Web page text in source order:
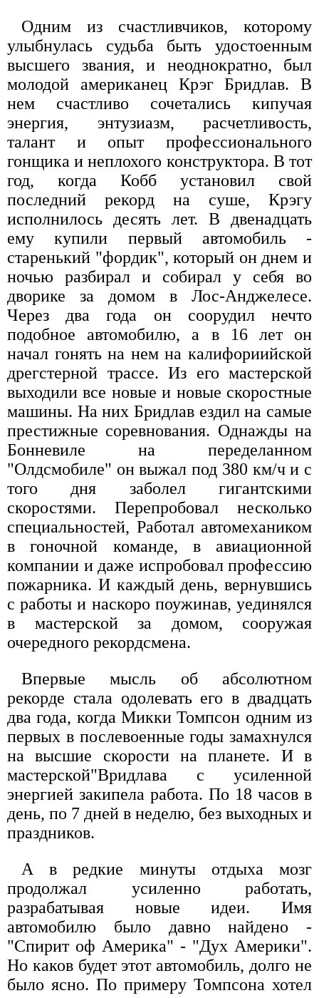
Одним из счастливчиков, которому
улыбнулась судьба быть удостоенным
высшего звания, и неоднократно, был
молодой американец Крэг Бридлав. В
нем счастливо сочетались кипучая
энергия, энтузиазм, расчетливость,
талант и опыт профессионального
гонщика и неплохого конструктора. В тот
год, когда Кобб установил свой
последний рекорд на суше, Крэгу
исполнилось десять лет. В двенадцать
ему купили первый автомобиль -
старенький "фордик", который он днем и
ночью разбирал и собирал у себя во
дворике за домом в Лос-Анджелесе.
Через два года он соорудил нечто
подобное автомобилю, а в 16 лет он
начал гонять на нем на калифориийской
дрегстерной трассе. Из его мастерской
выходили все новые и новые скоростные
машины. На них Бридлав ездил на самые
престижные соревнования. Однажды на
Бонневиле на переделанном
"Олдсмобиле" он выжал под 380 км/ч и с
того дня заболел гигантскими
скоростями. Перепробовал несколько
специальностей, Работал автомехаником
в гоночной команде, в авиационной
компании и даже испробовал профессию
пожарника. И каждый день, вернувшись
с работы и наскоро поужинав, уединялся
в мастерской за домом, сооружая
очередного рекордсмена.
Впервые мысль об абсолютном
рекорде стала одолевать его в двадцать
два года, когда Микки Томпсон одним из
первых в послевоенные годы замахнулся
на высшие скорости на планете. И в
мастерской"Вридлава с усиленной
энергией закипела работа. По 18 часов в
день, по 7 дней в неделю, без выходных и
праздников.
А в редкие минуты отдыха мозг
продолжал усиленно работать,
разрабатывая новые идеи. Имя
автомобилю было давно найдено -
"Спирит оф Америка" - "Дух Америки".
Но каков будет этот автомобиль, долго не
было ясно. По примеру Томпсона хотел